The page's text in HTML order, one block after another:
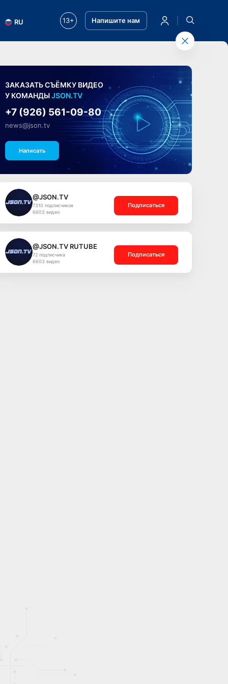
RU 13+ Напишите нам
ЗАКАЗАТЬ СЪЁМКУ ВИДЕО
У КОМАНДЫJSON.TV
+7 (926) 561-09-80
news@json.tv
Написать
@JSON.TV
7310 подписчиков
6603 видео
Подписаться
@JSON.TV RUTUBE
72 подписчика
6603 видео
Подписаться